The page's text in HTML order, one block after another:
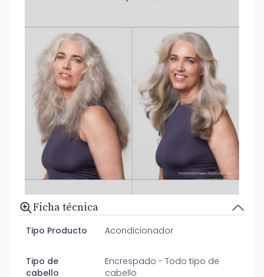
Ficha técnica
Tipo Producto Acondicionador
Tipo de
cabello
Encrespado - Todo tipo de
cabello